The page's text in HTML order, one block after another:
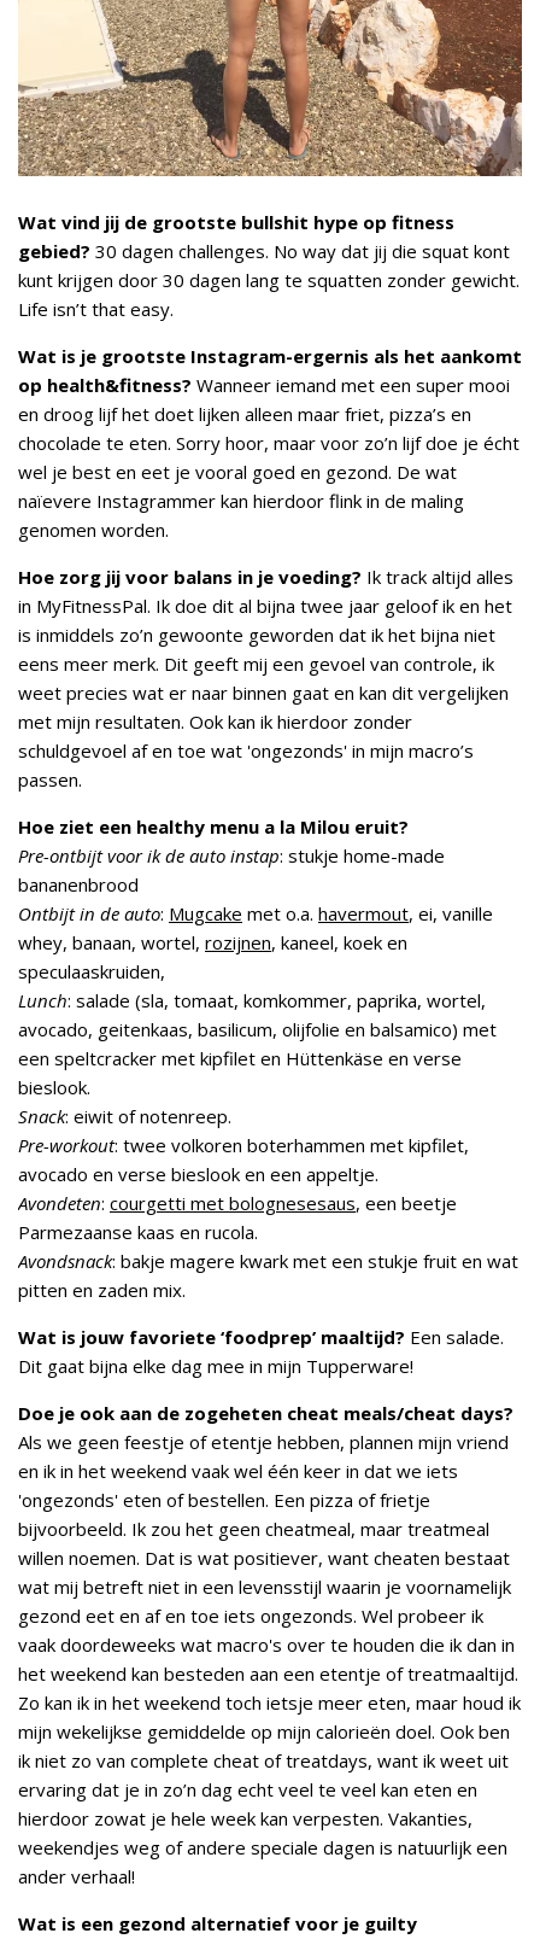
Wat vind jij de grootste bullshit hype op fitness
gebied? 30 dagen challenges. No way dat jij die squat kont
kunt krijgen door 30 dagen lang te squatten zonder gewicht.
Life isn’t that easy.
Wat is je grootste Instagram-ergernis als het aankomt
op health&fitness? Wanneer iemand met een super mooi
en droog lijf het doet lijken alleen maar friet, pizza’s en
chocolade te eten. Sorry hoor, maar voor zo’n lijf doe je écht
wel je best en eet je vooral goed en gezond. De wat
naïevere Instagrammer kan hierdoor flink in de maling
genomen worden.
Hoe zorg jij voor balans in je voeding? Ik track altijd alles
in MyFitnessPal. Ik doe dit al bijna twee jaar geloof ik en het
is inmiddels zo’n gewoonte geworden dat ik het bijna niet
eens meer merk. Dit geeft mij een gevoel van controle, ik
weet precies wat er naar binnen gaat en kan dit vergelijken
met mijn resultaten. Ook kan ik hierdoor zonder
schuldgevoel af en toe wat 'ongezonds' in mijn macro’s
passen.
Hoe ziet een healthy menu a la Milou eruit?
Pre-ontbijt voor ik de auto instap: stukje home-made
bananenbrood
Ontbijt in de auto: Mugcake met o.a. havermout, ei, vanille
whey, banaan, wortel, rozijnen, kaneel, koek en
speculaaskruiden,
Lunch: salade (sla, tomaat, komkommer, paprika, wortel,
avocado, geitenkaas, basilicum, olijfolie en balsamico) met
een speltcracker met kipfilet en Hüttenkäse en verse
bieslook.
Snack: eiwit of notenreep.
Pre-workout: twee volkoren boterhammen met kipfilet,
avocado en verse bieslook en een appeltje.
Avondeten: courgetti met bolognesesaus, een beetje
Parmezaanse kaas en rucola.
Avondsnack: bakje magere kwark met een stukje fruit en wat
pitten en zaden mix.
Wat is jouw favoriete ‘foodprep’ maaltijd? Een salade.
Dit gaat bijna elke dag mee in mijn Tupperware!
Doe je ook aan de zogeheten cheat meals/cheat days?
Als we geen feestje of etentje hebben, plannen mijn vriend
en ik in het weekend vaak wel één keer in dat we iets
'ongezonds' eten of bestellen. Een pizza of frietje
bijvoorbeeld. Ik zou het geen cheatmeal, maar treatmeal
willen noemen. Dat is wat positiever, want cheaten bestaat
wat mij betreft niet in een levensstijl waarin je voornamelijk
gezond eet en af en toe iets ongezonds. Wel probeer ik
vaak doordeweeks wat macro's over te houden die ik dan in
het weekend kan besteden aan een etentje of treatmaaltijd.
Zo kan ik in het weekend toch ietsje meer eten, maar houd ik
mijn wekelijkse gemiddelde op mijn calorieën doel. Ook ben
ik niet zo van complete cheat of treatdays, want ik weet uit
ervaring dat je in zo’n dag echt veel te veel kan eten en
hierdoor zowat je hele week kan verpesten. Vakanties,
weekendjes weg of andere speciale dagen is natuurlijk een
ander verhaal!
Wat is een gezond alternatief voor je guilty